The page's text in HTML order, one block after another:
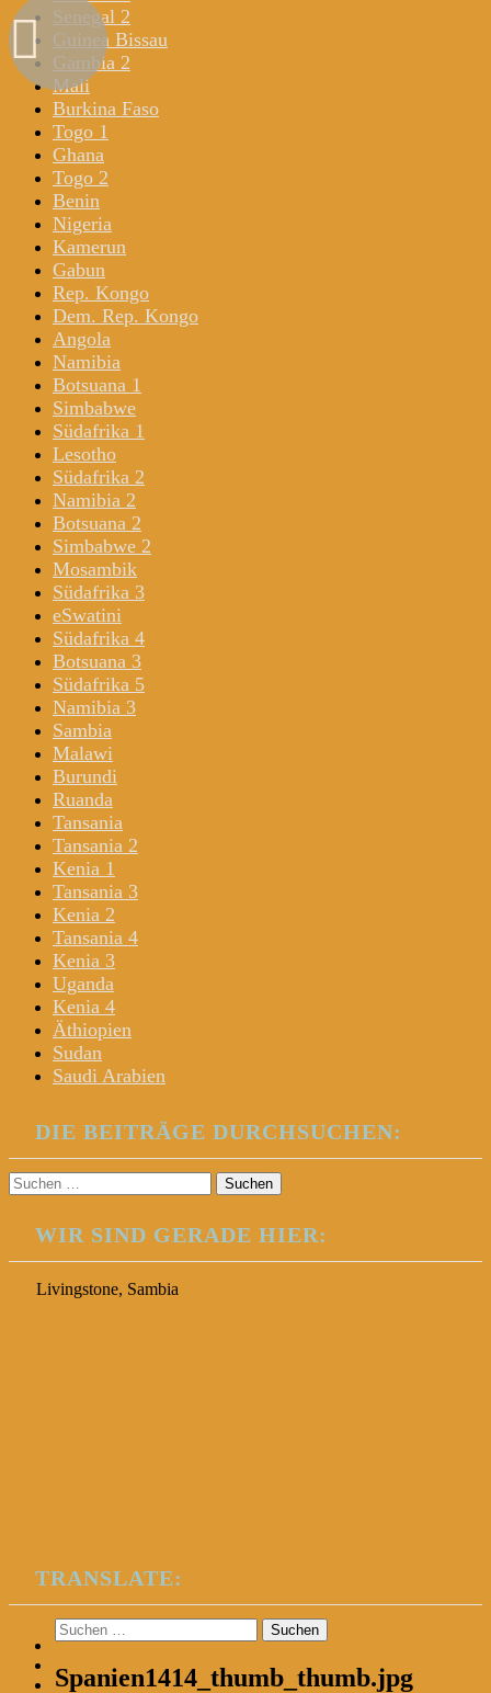
Senegal 2
Guinea Bissau
Gambia 2
Mali
Burkina Faso
Togo 1
Ghana
Togo 2
Benin
Nigeria
Kamerun
Gabun
Rep. Kongo
Dem. Rep. Kongo
Angola
Namibia
Botsuana 1
Simbabwe
Südafrika 1
Lesotho
Südafrika 2
Namibia 2
Botsuana 2
Simbabwe 2
Mosambik
Südafrika 3
eSwatini
Südafrika 4
Botsuana 3
Südafrika 5
Namibia 3
Sambia
Malawi
Burundi
Ruanda
Tansania
Tansania 2
Kenia 1
Tansania 3
Kenia 2
Tansania 4
Kenia 3
Uganda
Kenia 4
Äthiopien
Sudan
Saudi Arabien
DIE BEITRÄGE DURCHSUCHEN:
Suchen
nach:
WIR SIND GERADE HIER:
Livingstone, Sambia
TRANSLATE:
Suchen
nach:
Spanien1414_thumb_thumb.jpg